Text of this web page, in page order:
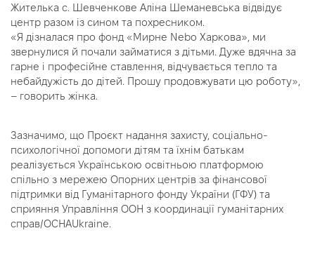
Жителька с. Шевченкове Аліна Шеманевська відвідує
центр разом із сином та похресником.
«Я дізналася про фонд «Мирне Nebo Харкова», ми
звернулися й почали займатися з дітьми. Дуже вдячна за
гарне і професійне ставлення, відчувається тепло та
небайдужість до дітей. Прошу продовжувати цю роботу»,
– говорить жінка.
Зазначимо, що Проєкт надання захисту, соціально-
психологічної допомоги дітям та їхнім батькам
реалізується Українською освітньою платформою
спільно з мережею Опорних центрів за фінансової
підтримки від Гуманітарного фонду України (ГФУ) та
сприяння Управління ООН з координації гуманітарних
справ/OCHAUkraine.